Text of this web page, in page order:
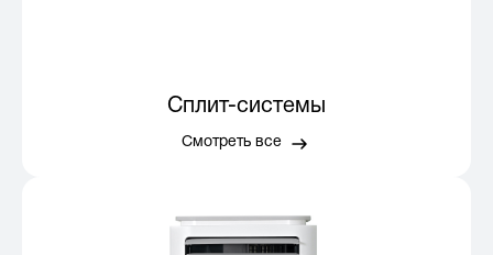
Сплит-системы
Смотреть все